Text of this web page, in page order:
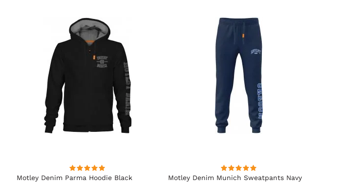
Motley Denim Parma Hoodie Black Motley Denim Munich Sweatpants Navy